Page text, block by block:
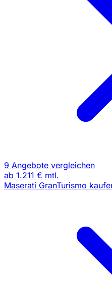
9 Angebote vergleichen
ab 1.211 € mtl.
Maserati GranTurismo